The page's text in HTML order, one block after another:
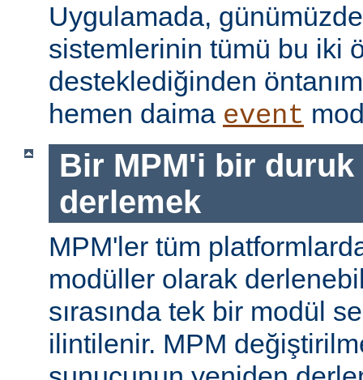
Uygulamada,
sistemlerinin tümü bu iki
desteklediğinden
hemen daima event
Bir MPM'i bir
derlemek
MPM'ler tüm
modüller olarak
sırasında tek bir modül
ilintilenir. MPM